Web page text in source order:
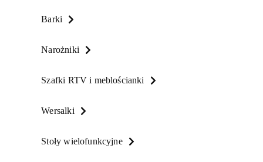
Barki
Narożniki
Szafki RTV i meblościanki
Wersalki
Stoły wielofunkcyjne